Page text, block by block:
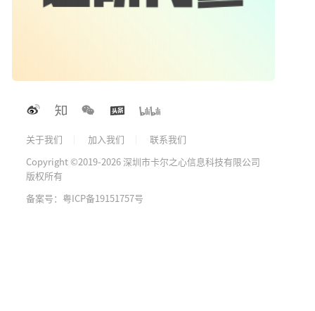
关于我们 加入我们 联系我们
Copyright ©2019-2026 深圳市卡尔之心信息科技有限公司
版权所有
备案号：粤ICP备19151757号